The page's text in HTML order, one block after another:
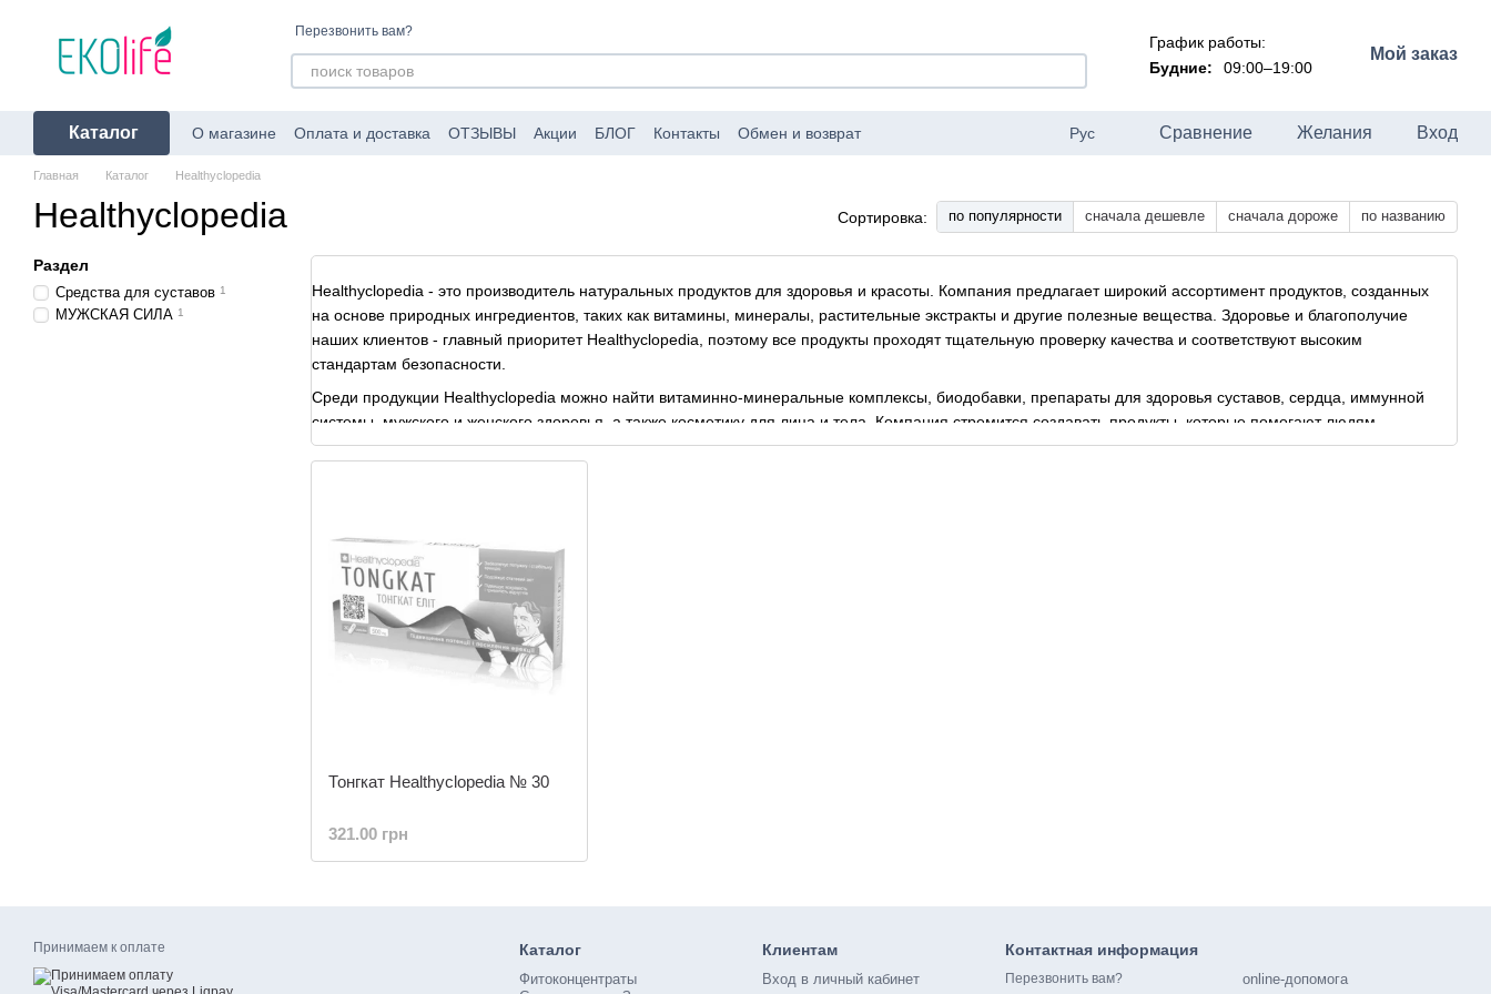
Перезвонить вам?
График работы:
Будние:
09:00–19:00
Мой заказ
Каталог О магазине Оплата и доставка ОТЗЫВЫ Акции БЛОГ Контакты
Обмен и возврат
Рус Сравнение Желания Вход
Главная Каталог Healthyclopedia
Healthyclopedia Сортировка: по популярности сначала дешевле сначала дороже по названию
Healthyclopedia - это производитель натуральных продуктов для здоровья и красоты. Компания предлагает широкий ассортимент продуктов, созданных
на основе природных ингредиентов, таких как витамины, минералы, растительные экстракты и другие полезные вещества. Здоровье и благополучие
наших клиентов - главный приоритет Healthyclopedia, поэтому все продукты проходят тщательную проверку качества и соответствуют высоким
стандартам безопасности.
Среди продукции Healthyclopedia можно найти витаминно-минеральные комплексы, биодобавки, препараты для здоровья суставов, сердца, иммунной
системы, мужского и женского здоровья, а также косметику для лица и тела. Компания стремится создавать продукты, которые помогают людям
поддерживать здоровый образ жизни, повышать иммунитет, укреплять организм и улучшать качество жизни. Healthyclopedia является надежным
Тонгкат Healthyclopedia № 30
321.00 грн
Раздел
Средства для суставов 1
МУЖСКАЯ СИЛА 1
Принимаем к оплате Каталог
Фитоконцентраты
Клиентам
Вход в личный кабинет
Контактная информация
Перезвонить вам? online-допомога